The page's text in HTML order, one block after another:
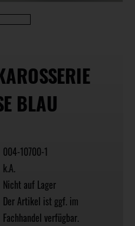
BLAU
004-10700-1
k.A.
Nicht auf Lager
Der Artikel ist ggf. im
Fachhandel verfügbar.